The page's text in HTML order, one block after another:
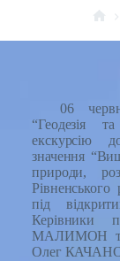
06
“Геодезія
екскурсію
значення
природи,
під
Керівники
МАЛИМОН та
Олег